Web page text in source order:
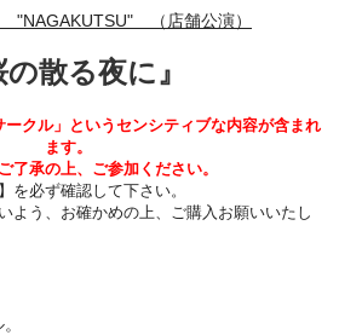
"NAGAKUTSU" （店舗公演）
の散る夜に』
クル」というセンシティブな内容が含まれ
ます。
了承の上、ご参加ください。
必ず確認して下さい。
よう、 お確かめの上、ご購入お願いいたし